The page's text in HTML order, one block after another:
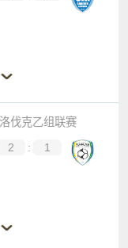
伐克乙组联赛
2 : 1